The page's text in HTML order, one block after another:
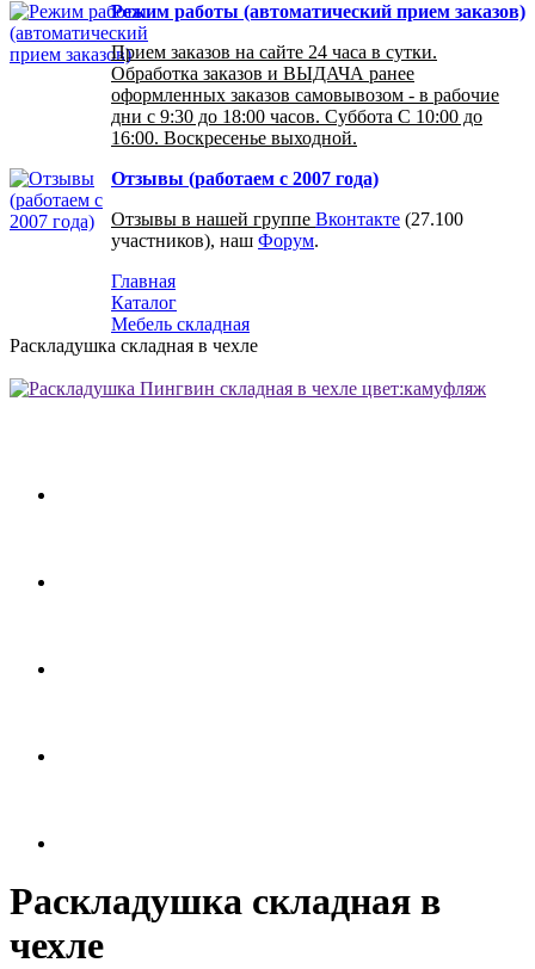
Режим работы (автоматический прием заказов)
Прием заказов на сайте 24 часа в сутки.
Обработка заказов и ВЫДАЧА ранее
оформленных заказов самовывозом - в рабочие
дни с 9:30 до 18:00 часов. Суббота С 10:00 до
16:00. Воскресенье выходной.
Отзывы (работаем с 2007 года)
Отзывы в нашей группе Вконтакте (27.100
участников), наш Форум.
Главная
Каталог
Мебель складная
Раскладушка складная в чехле
Раскладушка складная в
чехле